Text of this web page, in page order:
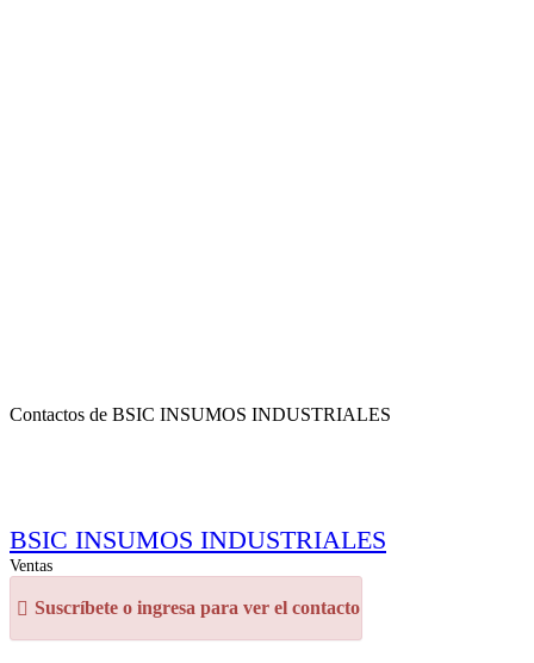
Contactos de BSIC INSUMOS INDUSTRIALES
BSIC INSUMOS INDUSTRIALES
Ventas
Suscríbete o ingresa para ver el contacto